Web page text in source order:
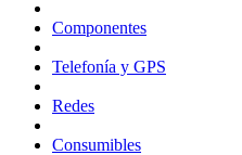
Componentes
Telefonía y GPS
Redes
Consumibles